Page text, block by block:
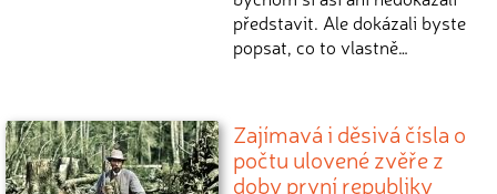
představit. Ale dokázali byste
popsat, co to vlastně…
Zajímavá i děsivá čísla o
počtu ulovené zvěře z
doby první republiky